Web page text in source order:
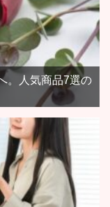
。人気商品7選の